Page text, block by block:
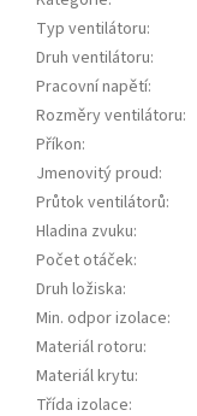
Typ ventilátoru:
Druh ventilátoru:
Pracovní napětí:
Rozměry ventilátoru:
Příkon:
Jmenovitý proud:
Průtok ventilátorů:
Hladina zvuku:
Počet otáček:
Druh ložiska:
Min. odpor izolace:
Materiál rotoru:
Materiál krytu:
Třída izolace: